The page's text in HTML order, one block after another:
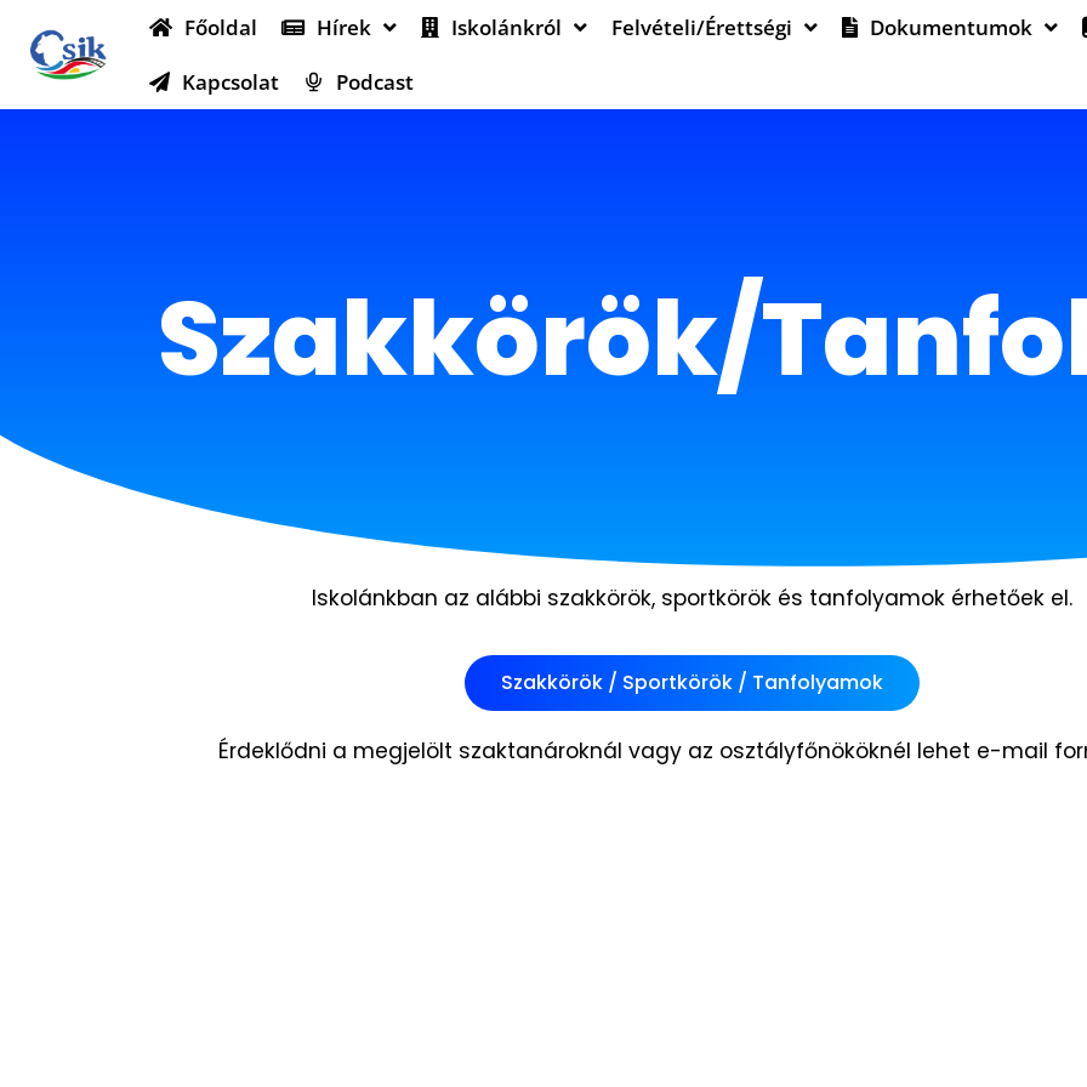
Főoldal Hírek Iskolánkról Felvételi/Érettségi Dokumentumok
Kapcsolat
Podcast
Szakkörök/
Iskolánkban az alábbi szakkörök, sportkörök és tanfolyamok érhetőek el.
Szakkörök / Sportkörök / Tanfolyamok
Érdeklődni a megjelölt szaktanároknál vagy az osztályfőnököknél lehet e-mail